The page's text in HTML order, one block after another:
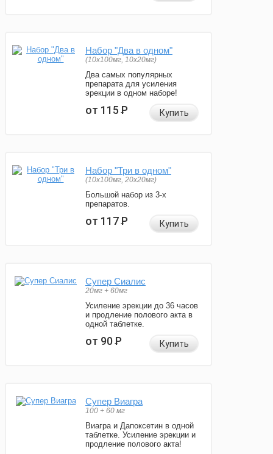
Набор "Два в одном"
(10x100мг, 10x20мг)
Два самых популярных
препарата для усиления
эрекции в одном наборе!
от 115Р Купить
Набор "Три в одном"
(10x100мг, 20x20мг)
Большой набор из 3-х
препаратов.
от 117Р Купить
Супер Сиалис
20мг + 60мг
Усиление эрекции до 36 часов
и продление полового акта в
одной таблетке.
от 90Р Купить
Супер Виагра
100 + 60 мг
Виагра и Дапоксетин в одной
таблетке. Усиление эрекции и
продление полового акта!